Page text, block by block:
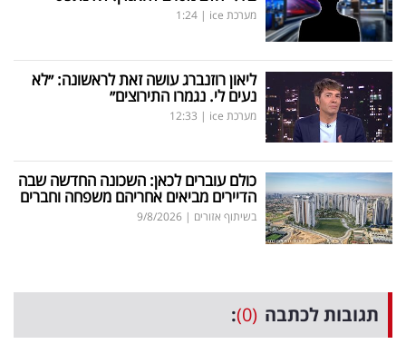
מערכת ice |
1:24
ליאון רוזנברג עושה זאת לראשונה: ״לא
נעים לי. נגמרו התירוצים״
מערכת ice |
12:33
כולם עוברים לכאן: השכונה החדשה שבה
הדיירים מביאים אחריהם משפחה וחברים
בשיתוף אזורים |
9/8/2026
תגובות לכתבה (0)
: